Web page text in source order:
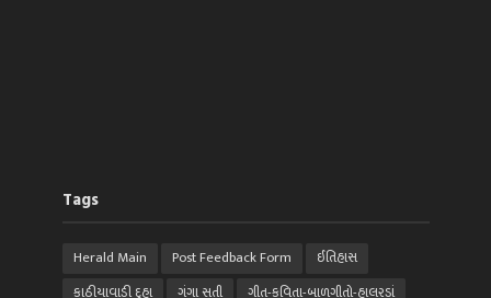
Tags
Herald Main Post Feedback Form
ઈતિહાસ
કાઠીયાવાડી દુહા
ગંગા સતી ગીત-કવિતા-બાળગીતો-હાલરડાં